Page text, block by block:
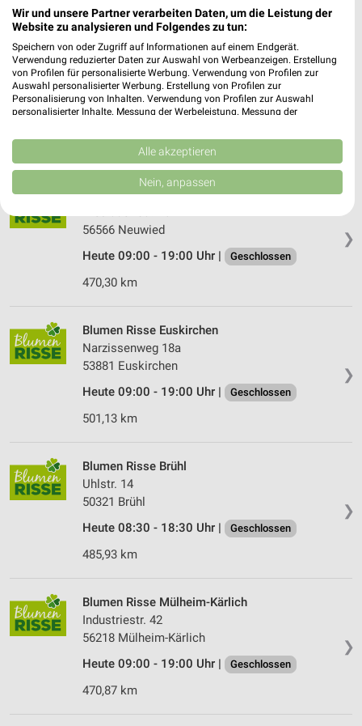
501,14 km
Dehner Markt Neuwied
Allensteiner Str. 23
56566 Neuwied
470,12 km • Angebote: 1 Prospekt
❯
Blumen Risse Neu­wied
56566 Neu­wied
Heute 09:00 - 19:00 Uhr |
Geschlossen
470,30 km
❯
Blumen Risse Eus­kirchen
Narzissenweg 18a
53881 Eus­kirchen
Heute 09:00 - 19:00 Uhr |
Geschlossen
501,13 km
❯
Blumen Risse Brühl
Uhlstr. 14
50321 Brühl
Heute 08:30 - 18:30 Uhr |
Geschlossen
485,93 km
❯
Blumen Risse Mülheim-Kärlich
Industriestr. 42
56218 Mülheim-Kärlich
Heute 09:00 - 19:00 Uhr |
Geschlossen
470,87 km
Wir und unsere Partner verarbeiten Daten, um die Leistung der
Website zu analysieren und Folgendes zu tun:
Speichern von oder Zugriff auf Informationen auf einem Endgerät.
Verwendung reduzierter Daten zur Auswahl von Werbeanzeigen. Erstellung
von Profilen für personalisierte Werbung. Verwendung von Profilen zur
Auswahl personalisierter Werbung. Erstellung von Profilen zur
Personalisierung von Inhalten. Verwendung von Profilen zur Auswahl
personalisierter Inhalte. Messung der Werbeleistung. Messung der
Kombinationen von Daten aus verschiedenen Quellen. Entwicklung und
Verbesserung der Angebote. Verwendung reduzierter Daten zur Auswahl
von Inhalten.
Daten können außerhalb der Europäischen Union weitergegeben und in die
Website/App.
Wir nutzen Ihre Daten für folgende Zwecke:
IAB-Verarbeitungszwecke:
auf einem Endgerät
Verwendung reduzierter Daten zur Auswahl von
Werbeanzeigen
Erstellung von Profilen für personalisierte
personalisierter Werbung
Erstellung von Profilen zur Personalisierung
von Inhalten
personalisierter Inhalte
Messung der Performance von Inhalten
Analyse von Zielgruppen durch Statistiken oder
Kombinationen von Daten aus verschiedenen
Alle akzeptieren
Nein, anpassen